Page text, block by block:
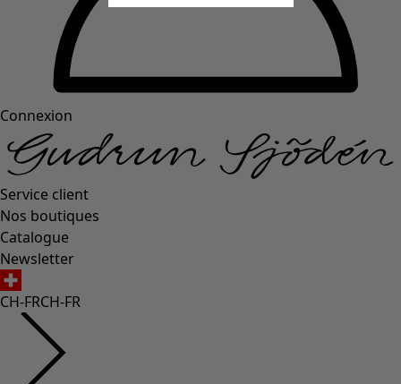
Connexion
Service client
Nos boutiques
Catalogue
Newsletter
CH-FRCH-FR